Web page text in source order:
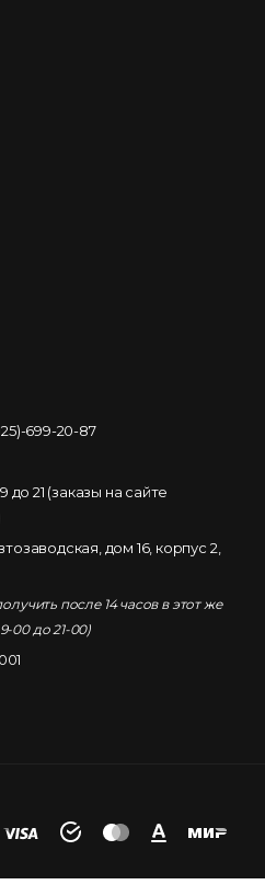
699-20-87
21 (заказы на сайте
дом 16, корпус 2,
после 14 часов в этот же
00 до 21-00)